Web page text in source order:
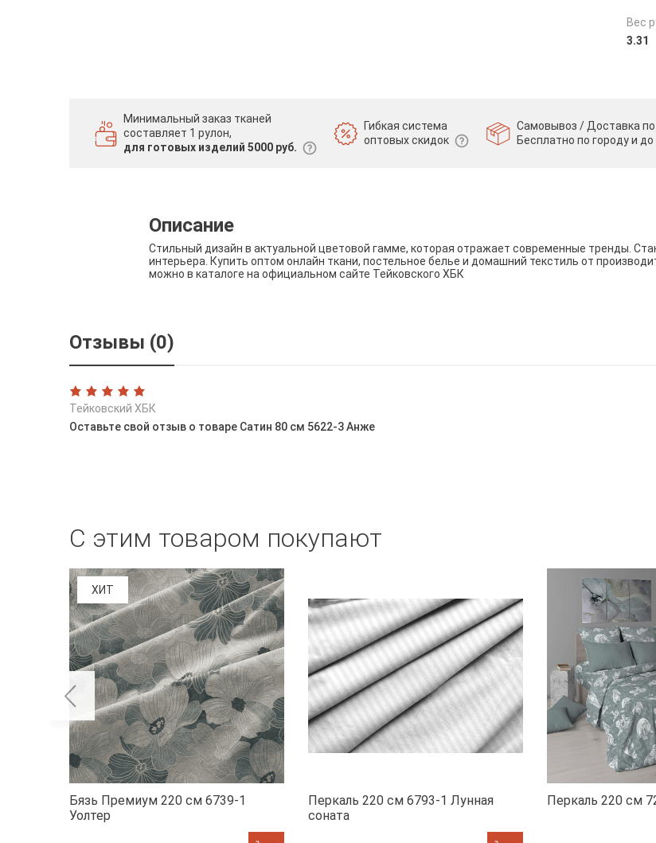
Вес
3.31
Минимальный заказ тканей
составляет 1 рулон,
для готовых изделий 5000 руб.
Гибкая система
оптовых скидок
Самовывоз / Доставка
Бесплатно по городу и
Описание
Стильный дизайн в актуальной цветовой гамме, которая отражает современные тренды.
интерьера. Купить оптом онлайн ткани, постельное белье и домашний текстиль от
можно в каталоге на официальном сайте Тейковского ХБК
Отзывы (0)
Тейковский ХБК
Оставьте свой отзыв о товаре Сатин 80 см 5622-3 Анже
С этим товаром покупают
ХИТ
Бязь Премиум 220 см 6739-1
Уолтер
Перкаль 220 см 6793-1 Лунная
соната
Перкаль 220 см